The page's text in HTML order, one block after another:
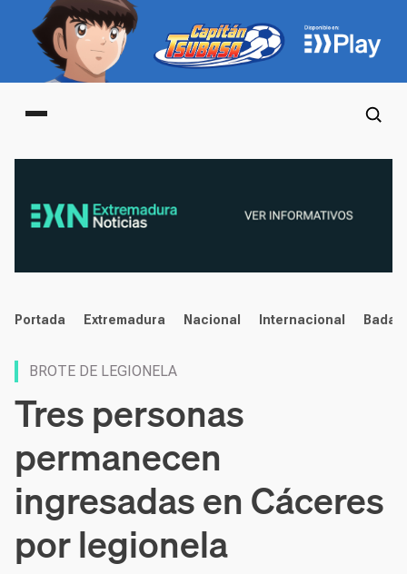
Main menu
noticias
Portada Extremadura Nacional Internacional
BROTE DE LEGIONELA
Tres personas
permanecen
ingresadas en Cáceres
por legionela